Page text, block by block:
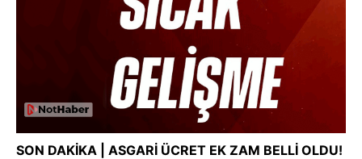
SON DAKİKA | ASGARİ ÜCRET EK ZAM BELLİ OLDU!